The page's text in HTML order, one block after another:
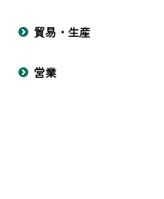
貿易・生産
営業